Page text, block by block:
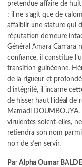
prétendue affaire de
: il ne s’agit que de
affaiblir une stature qui
réputation demeure
Général Amara Camara
confiance, il constitue
transition guinéenne.
de la rigueur et
d’intégrité, il incarne
de hisser haut l’idéal de
Mamadi DOUMBOUYA.
virulentes soient-elles,
retiendra son nom
non de s’en servir.
Par Alpha Oumar BALDE